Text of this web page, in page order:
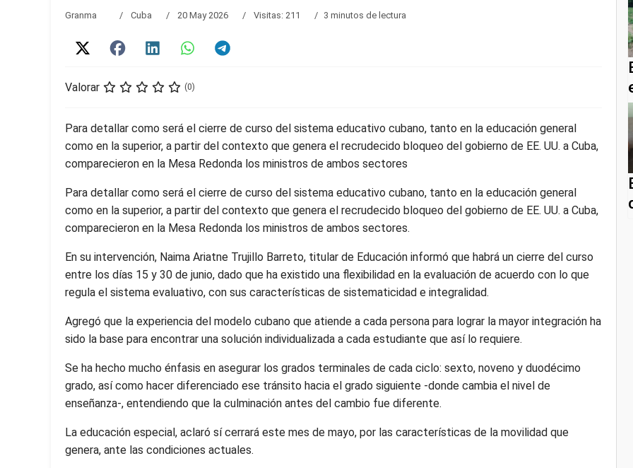
Granma Cuba 20 May 2026 Visitas: 211 3 minutos de lectura
Valorar (0)
Para detallar como será el cierre de curso del sistema educativo cubano, tanto en la educación general
como en la superior, a partir del contexto que genera el recrudecido bloqueo del gobierno de EE. UU. a Cuba,
comparecieron en la Mesa Redonda los ministros de ambos sectores
Para detallar como será el cierre de curso del sistema educativo cubano, tanto en la educación general
como en la superior, a partir del contexto que genera el recrudecido bloqueo del gobierno de EE. UU. a Cuba,
comparecieron en la Mesa Redonda los ministros de ambos sectores.
En su intervención, Naima Ariatne Trujillo Barreto, titular de Educación informó que habrá un cierre del curso
entre los días 15 y 30 de junio, dado que ha existido una flexibilidad en la evaluación de acuerdo con lo que
regula el sistema evaluativo, con sus características de sistematicidad e integralidad.
Agregó que la experiencia del modelo cubano que atiende a cada persona para lograr la mayor integración ha
sido la base para encontrar una solución individualizada a cada estudiante que así lo requiere.
Se ha hecho mucho énfasis en asegurar los grados terminales de cada ciclo: sexto, noveno y duodécimo
grado, así como hacer diferenciado ese tránsito hacia el grado siguiente -donde cambia el nivel de
enseñanza-, entendiendo que la culminación antes del cambio fue diferente.
La educación especial, aclaró sí cerrará este mes de mayo, por las características de la movilidad que
genera, ante las condiciones actuales.